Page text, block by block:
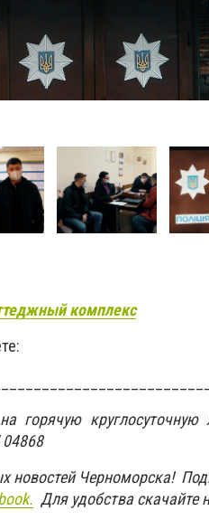
комплекс
горячую
04868
новостей Черноморска!
Для удобства скачайте